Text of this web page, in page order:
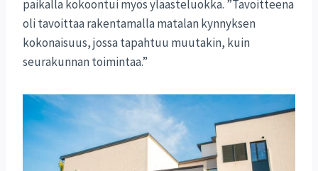
paikalla kokoontui myös yläasteluokka. ”Tavoitteena
oli tavoittaa rakentamalla matalan kynnyksen
kokonaisuus, jossa tapahtuu muutakin, kuin
seurakunnan toimintaa.”